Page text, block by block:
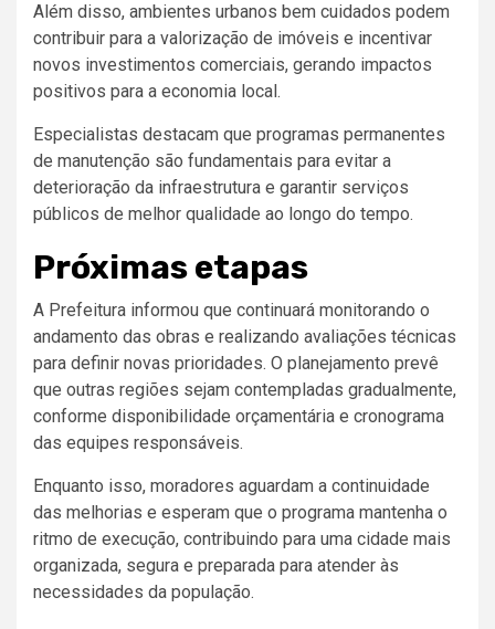
Além disso, ambientes urbanos bem cuidados podem
contribuir para a valorização de imóveis e incentivar
novos investimentos comerciais, gerando impactos
positivos para a economia local.
Especialistas destacam que programas permanentes
de manutenção são fundamentais para evitar a
deterioração da infraestrutura e garantir serviços
públicos de melhor qualidade ao longo do tempo.
Próximas etapas
A Prefeitura informou que continuará monitorando o
andamento das obras e realizando avaliações técnicas
para definir novas prioridades. O planejamento prevê
que outras regiões sejam contempladas gradualmente,
conforme disponibilidade orçamentária e cronograma
das equipes responsáveis.
Enquanto isso, moradores aguardam a continuidade
das melhorias e esperam que o programa mantenha o
ritmo de execução, contribuindo para uma cidade mais
organizada, segura e preparada para atender às
necessidades da população.